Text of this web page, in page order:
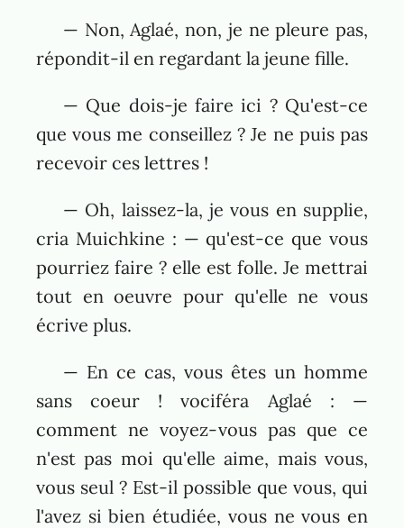
— Non, Aglaé, non, je ne pleure pas,
répondit-il en regardant la jeune fille.
— Que dois-je faire ici ? Qu'est-ce
que vous me conseillez ? Je ne puis pas
recevoir ces lettres !
— Oh, laissez-la, je vous en supplie,
cria Muichkine : — qu'est-ce que vous
pourriez faire ? elle est folle. Je mettrai
tout en oeuvre pour qu'elle ne vous
écrive plus.
— En ce cas, vous êtes un homme
sans coeur ! vociféra Aglaé : —
comment ne voyez-vous pas que ce
n'est pas moi qu'elle aime, mais vous,
vous seul ? Est-il possible que vous, qui
l'avez si bien étudiée, vous ne vous en